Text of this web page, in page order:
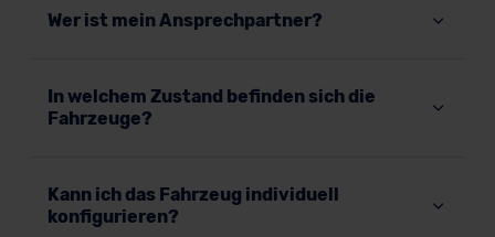
Wer ist mein Ansprechpartner?
In welchem Zustand befinden sich die
Fahrzeuge?
Kann ich das Fahrzeug individuell
konfigurieren?